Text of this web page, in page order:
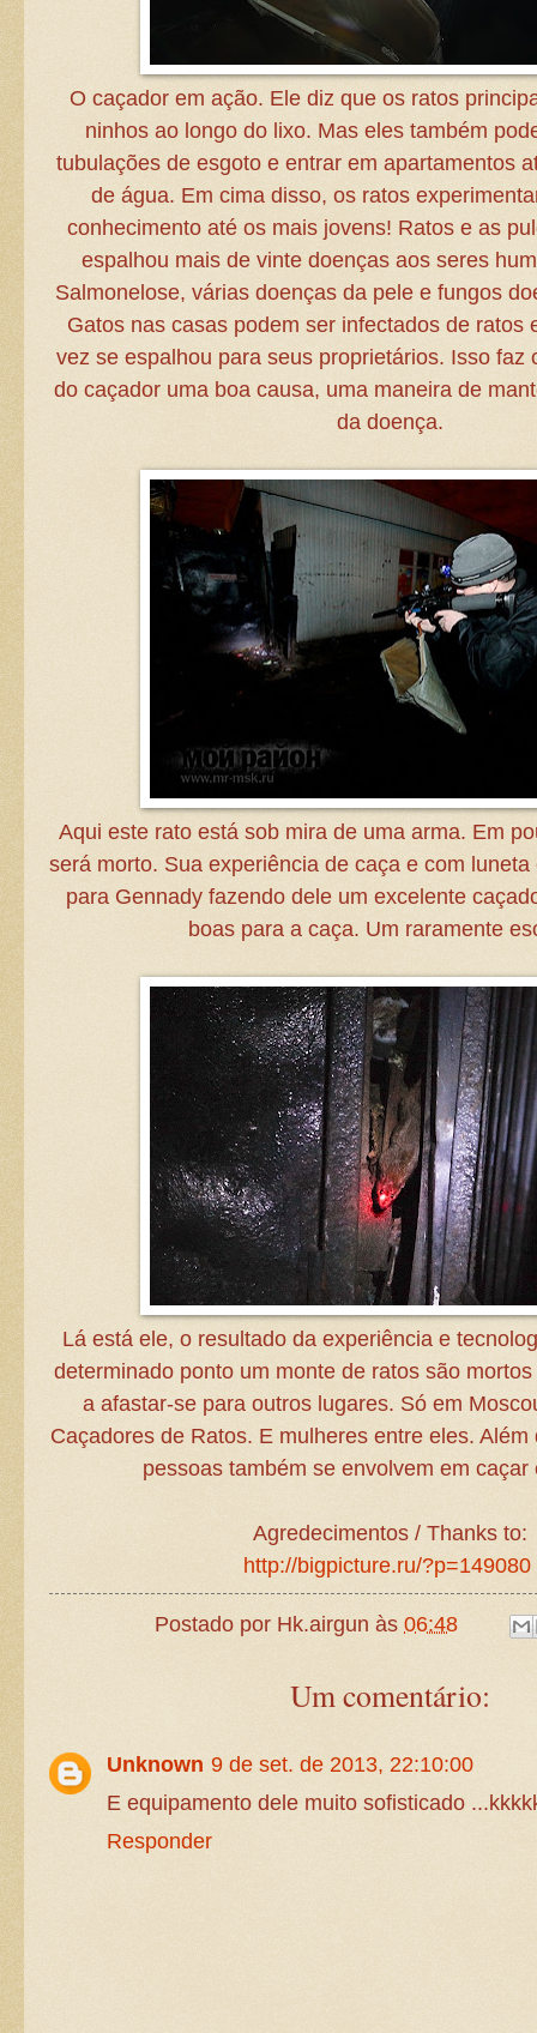
O caçador em ação. Ele diz que os ratos
ninhos ao longo do lixo. Mas eles também
tubulações de esgoto e entrar em apartamentos
de água. Em cima disso, os ratos
conhecimento até os mais jovens! Ratos e as
espalhou mais de vinte doenças aos seres
Salmonelose, várias doenças da pele e fungos
Gatos nas casas podem ser infectados de ratos
vez se espalhou para seus proprietários. Isso faz
do caçador uma boa causa, uma maneira de
da doença.
Aqui este rato está sob mira de uma arma. Em
será morto. Sua experiência de caça e com
para Gennady fazendo dele um excelente
boas para a caça. Um raramente
Lá está ele, o resultado da experiência e
determinado ponto um monte de ratos são
a afastar-se para outros lugares. Só em
Caçadores de Ratos. E mulheres entre eles.
pessoas também se envolvem em caçar
Agredecimentos / Thanks to:
http://bigpicture.ru/?p=149080
Postado por Hk.airgun às06:48
Um comentário:
Unknown 9 de set. de 2013, 22:10:00
E equipamento dele muito sofisticado
Responder